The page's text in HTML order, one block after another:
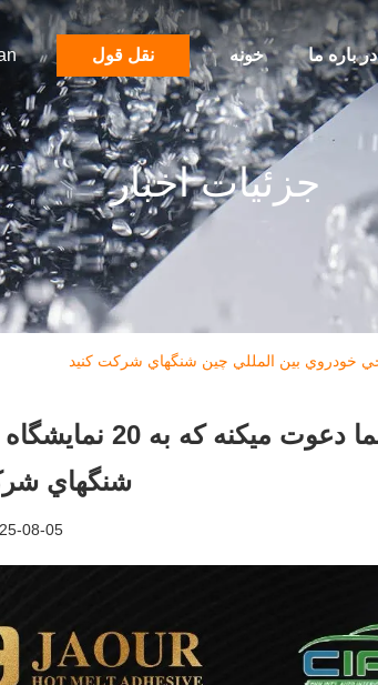
خونه در باره ما نقل قول
جزئیات اخبار
جوور از شما
شنگهاي
08-05